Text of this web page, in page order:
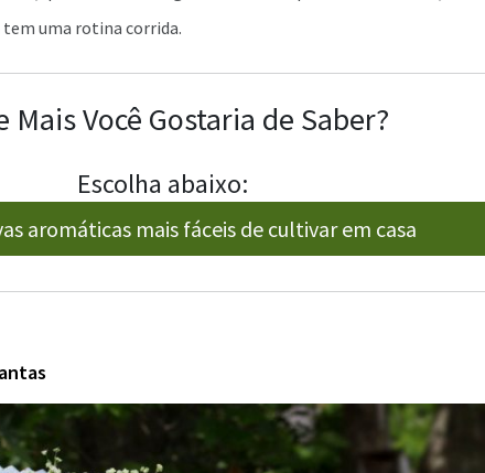
uma rotina corrida.
Mais Você Gostaria de Saber?
Escolha abaixo:
aromáticas mais fáceis de cultivar em casa